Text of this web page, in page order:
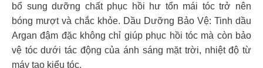
bổ sung dưỡng chất phục hồi hư tổn mái tóc trở nên
bóng mượt và chắc khỏe. Dầu Dưỡng Bảo Vệ: Tinh dầu
Argan đậm đặc không chỉ giúp phục hồi tóc mà còn bảo
vệ tóc dưới tác động của ánh sáng mặt trời, nhiệt độ từ
máy tạo kiểu tóc.